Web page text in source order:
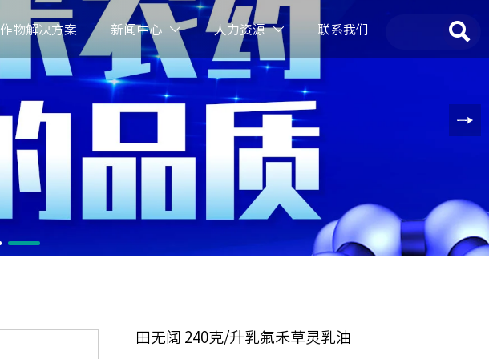
作物解决方案 新闻中心  人力资源  联系我们 
田无阔 240克/升乳氟禾草灵乳油